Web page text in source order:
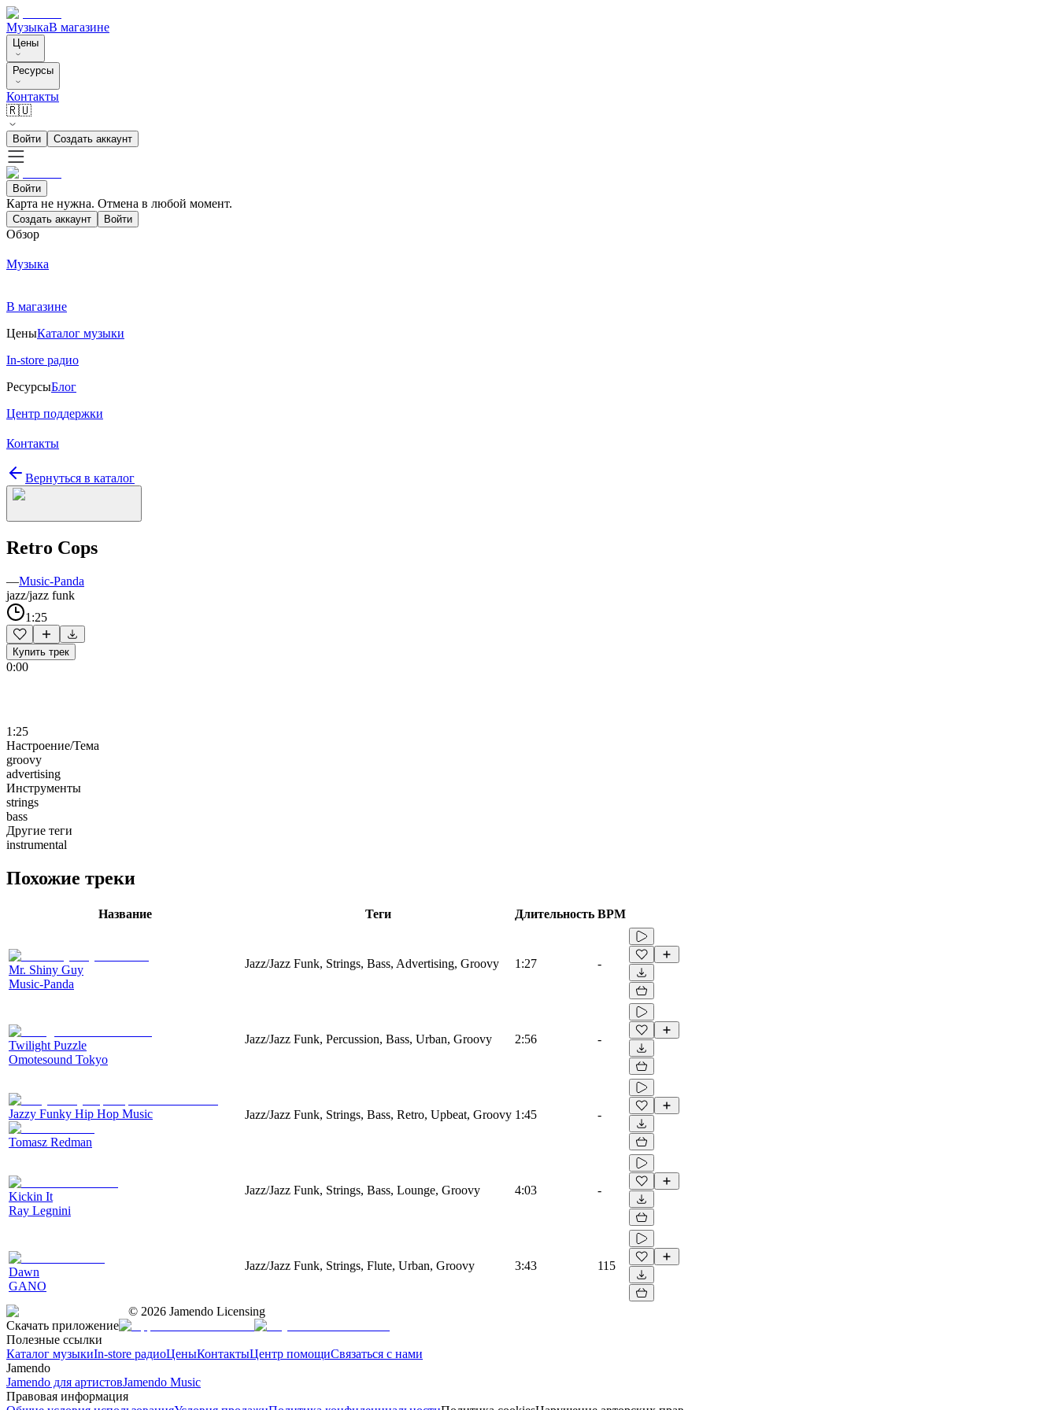
МузыкаВ магазине
Цены
Ресурсы
Контакты
🇷🇺
Войти Создать аккаунт
Войти
Карта не нужна. Отмена в любой момент.
Создать аккаунт Войти
Обзор
Музыка
В магазине
ЦеныКаталог музыки
In-store радио
РесурсыБлог
Центр поддержки
Контакты
Вернуться в каталог
Retro Cops
—Music-Panda
jazz/jazz funk
1:25
Купить трек
0:00
1:25
Настроение/Тема
groovy
advertising
Инструменты
strings
bass
Другие теги
instrumental
Похожие треки
Название Теги Длительность BPM
Mr. Shiny Guy
Music-Panda
Jazz/Jazz Funk, Strings, Bass, Advertising, Groovy 1:27 -
Twilight Puzzle
Omotesound Tokyo
Jazz/Jazz Funk, Percussion, Bass, Urban, Groovy 2:56 -
Jazzy Funky Hip Hop Music
Tomasz Redman
Jazz/Jazz Funk, Strings, Bass, Retro, Upbeat, Groovy 1:45 -
Kickin It
Ray Legnini
Jazz/Jazz Funk, Strings, Bass, Lounge, Groovy 4:03 -
Dawn
GANO
Jazz/Jazz Funk, Strings, Flute, Urban, Groovy 3:43 115
© 2026 Jamendo Licensing
Скачать приложение
Полезные ссылки
Каталог музыкиIn-store радиоЦеныКонтактыЦентр помощиСвязаться с нами
Jamendo
Jamendo для артистовJamendo Music
Правовая информация